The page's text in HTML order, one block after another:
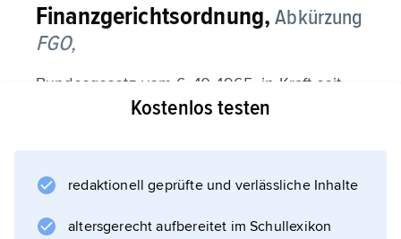
Finanzgerichtsordnung, Abkürzung
FGO,
Bundesgesetz vom 6. 10. 1965, in Kraft seit
dem 1. 1. 1966, durch das in Deutschland der
Finanzgerichtsbarkeit
Teil (Gerichtsverfassung) behandelt die
Kostenlos testen
redaktionell geprüfte und verlässliche Inhalte
altersgerecht aufbereitet im Schullexikon